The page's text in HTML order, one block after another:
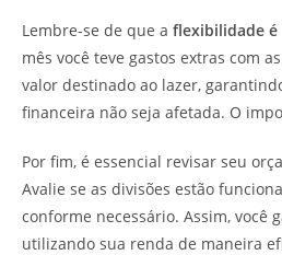
Lembre-se de que a flexibilidade
mês você teve gastos extras com
valor destinado ao lazer,
financeira não seja afetada. O
Por fim, é essencial revisar seu
Avalie se as divisões estão
conforme necessário. Assim, você
utilizando sua renda de maneira